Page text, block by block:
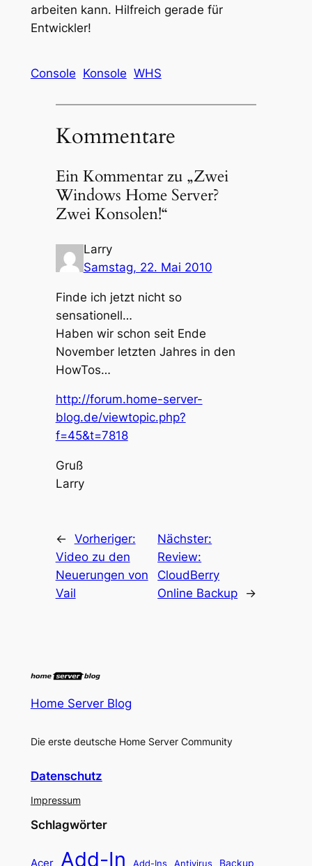
arbeiten kann. Hilfreich gerade für
Entwickler!
Console Konsole WHS
Kommentare
Ein Kommentar zu „Zwei
Windows Home Server?
Zwei Konsolen!“
Larry
Samstag, 22. Mai 2010
Finde ich jetzt nicht so
sensationell…
Haben wir schon seit Ende
November letzten Jahres in den
HowTos…
http://forum.home-server-
blog.de/viewtopic.php?
f=45&t=7818
Gruß
Larry
← Vorheriger:
Video zu den
Neuerungen von
Vail
Nächster:
Review:
CloudBerry
Online Backup
→
Home Server Blog
Die erste deutsche Home Server Community
Datenschutz
Impressum
Schlagwörter
Acer Add-In Add-Ins Antivirus Backup